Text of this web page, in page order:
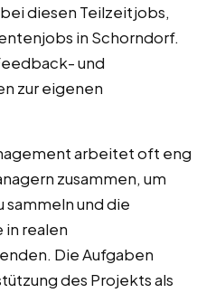
diesen Teilzeitjobs,
in Schorndorf.
und
zur eigenen
arbeitet oft eng
zusammen, um
sammeln und die
realen
Die Aufgaben
des Projekts als